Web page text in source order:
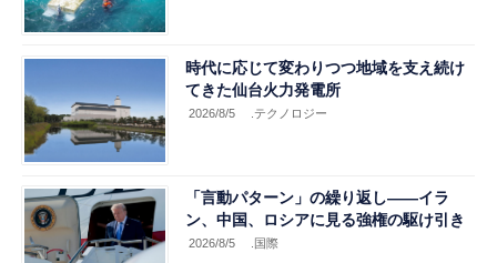
時代に応じて変わりつつ地域を支え続け
てきた仙台火力発電所
2026/8/5 .テクノロジー
「言動パターン」の繰り返し――イラ
ン、中国、ロシアに見る強権の駆け引き
2026/8/5 .国際